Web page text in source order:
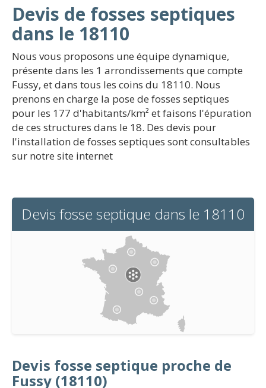
Devis de fosses septiques
dans le 18110
Nous vous proposons une équipe dynamique,
présente dans les 1 arrondissements que compte
Fussy, et dans tous les coins du 18110. Nous
prenons en charge la pose de fosses septiques
pour les 177 d'habitants/km² et faisons l'épuration
de ces structures dans le 18. Des devis pour
l'installation de fosses septiques sont consultables
sur notre site internet
Devis fosse septique dans le 18110
Devis fosse septique proche de
Fussy (18110)